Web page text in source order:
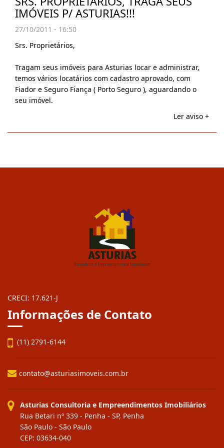
IMÓVEIS P/ ASTURIAS!!!
27/10/2011 - 16:50
Srs. Proprietários,
Tragam seus imóveis para Asturias locar e administrar,
temos vários locatários com cadastro aprovado, com
Fiador e Seguro Fiança ( Porto Seguro ), aguardando o
seu imóvel.
Ler aviso +
CRECI: 17.621-J
Informações de Contato
(11) 2791-6144
contato@asturiasimoveis.com.br
Asturias Consultoria e Empreendimentos Imobiliários
Rua Betari nº 339 - Penha - SP, Penha
São Paulo - São Paulo
CEP: 03634-040